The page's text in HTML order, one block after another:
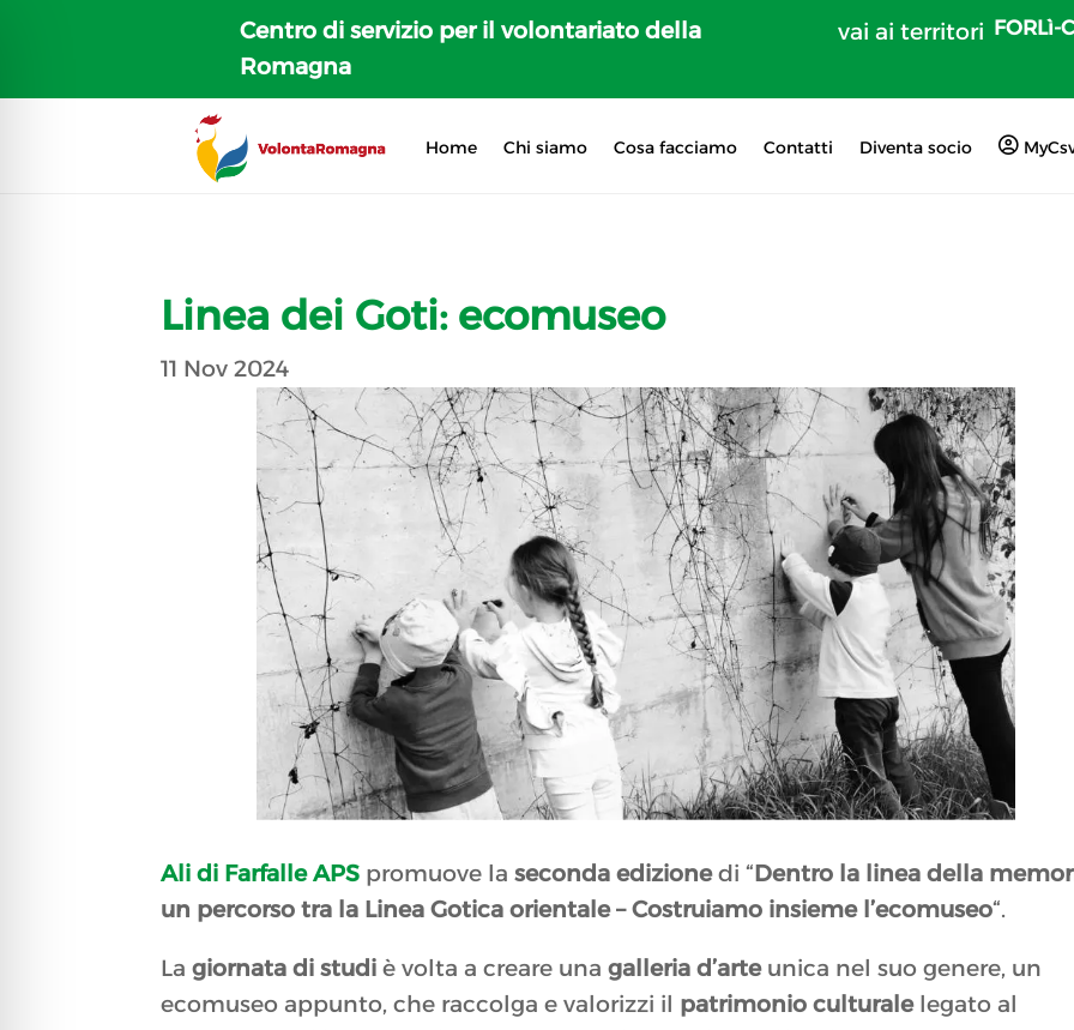
Centro di servizio per il volontariato della
Romagna
vai ai territori FORLì-
Home Chi siamo Cosa facciamo Contatti Diventa socio
Linea dei Goti: ecomuseo
11 Nov 2024
Ali di Farfalle APS promuove laseconda edizionedi “Dentro la linea della
un percorso tra la Linea Gotica orientale – Costruiamo insieme l’ecomuseo“.
Lagiornata di studi è volta a creare unagalleria d’arteunica nel suo genere, un
ecomuseo appunto, che raccolga e valorizzi il patrimonio culturalelegato al